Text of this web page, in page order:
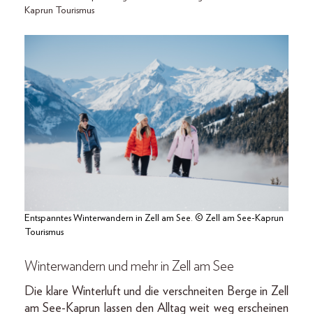
Kaprun Tourismus
Entspanntes Winterwandern in Zell am See. © Zell am See-Kaprun
Tourismus
Winterwandern und mehr in Zell am See
Die klare Winterluft und die verschneiten Berge in Zell
am See-Kaprun lassen den Alltag weit weg erscheinen